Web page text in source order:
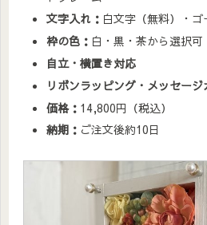
文字入れ： 白文字（無料）・ゴ
枠の色： 白・黒・茶から選択可
自立・横置き対応
リボンラッピング・メッセー
価格： 14,800円（税込）
納期： ご注文後約10日